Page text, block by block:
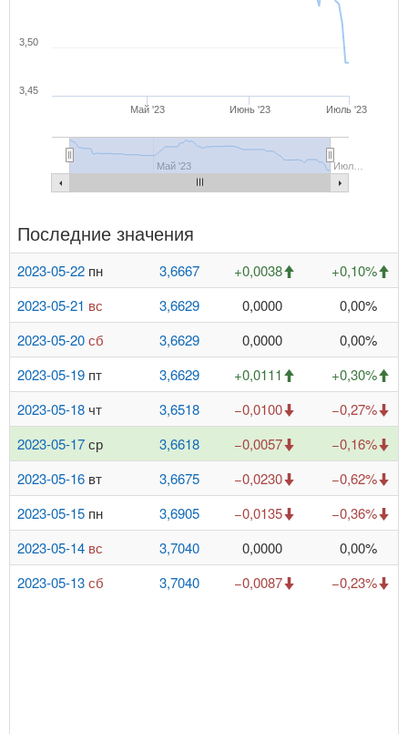
Май '23 Июнь '23 Июль '23
Май '23 Июл…
3,45
3,50
Последние значения
2023-05-22 пн 3,6667 +0,0038
+0,10%
2023-05-21 вс 3,6629 0,0000
0,00%
2023-05-20сб 3,6629 0,0000
0,00%
2023-05-19 пт 3,6629 +0,0111
+0,30%
2023-05-18 чт 3,6518 −0,0100
−0,27%
2023-05-17ср 3,6618 −0,0057
−0,16%
2023-05-16 вт 3,6675 −0,0230
−0,62%
2023-05-15 пн 3,6905 −0,0135
−0,36%
2023-05-14 вс 3,7040 0,0000
0,00%
2023-05-13сб 3,7040 −0,0087 −0,23%